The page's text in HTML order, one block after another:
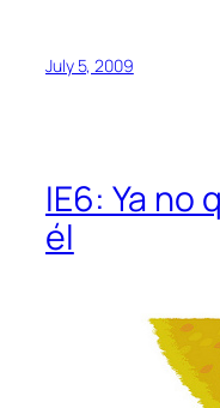
July 5, 2009
IE6: Ya no
él